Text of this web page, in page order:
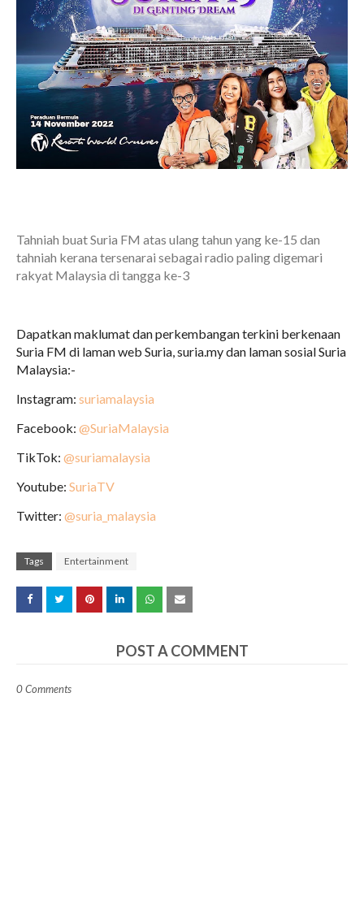
Tahniah buat Suria FM atas ulang tahun yang ke-15 dan
tahniah kerana tersenarai sebagai radio paling digemari
rakyat Malaysia di tangga ke-3
Dapatkan maklumat dan perkembangan terkini berkenaan
Suria FM di laman web Suria, suria.my dan laman sosial Suria
Malaysia:-
Instagram: suriamalaysia
Facebook: @SuriaMalaysia
TikTok: @suriamalaysia
Youtube: SuriaTV
Twitter: @suria_malaysia
Tags Entertainment
POST A COMMENT
0 Comments